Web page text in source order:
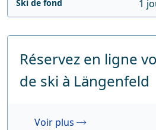
Ski de fond 1
Réservez en ligne
de ski à Längenfeld
Voir plus